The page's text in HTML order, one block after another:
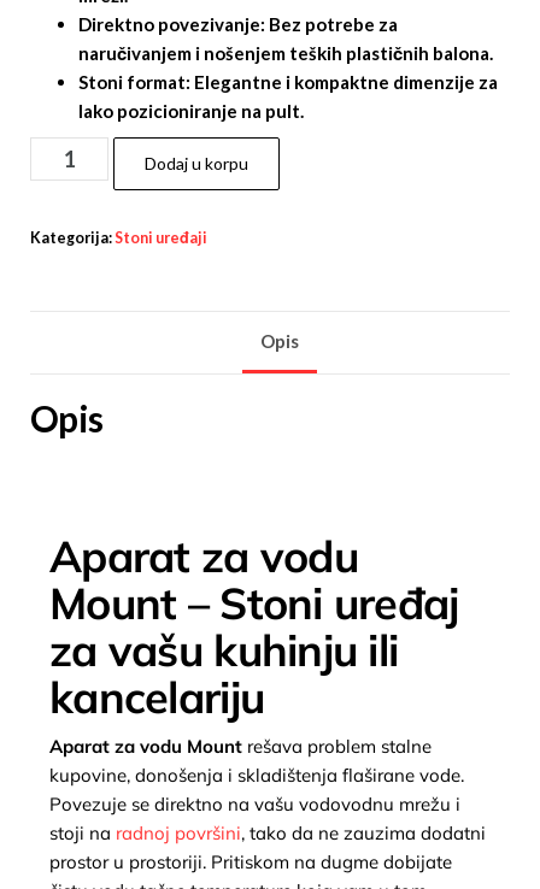
Direktno povezivanje: Bez potrebe za
naručivanjem i nošenjem teških plastičnih balona.
Stoni format: Elegantne i kompaktne dimenzije za
lako pozicioniranje na pult.
Dodaj u korpu
Kategorija:Stoni uređaji
Opis
Opis
Aparat za vodu
Mount – Stoni uređaj
za vašu kuhinju ili
kancelariju
Aparat za vodu Mount rešava problem stalne
kupovine, donošenja i skladištenja flaširane vode.
Povezuje se direktno na vašu vodovodnu mrežu i
stoji na radnoj površini, tako da ne zauzima dodatni
prostor u prostoriji. Pritiskom na dugme dobijate